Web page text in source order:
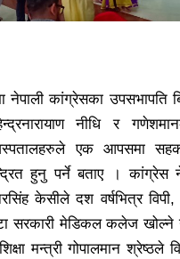
नेपाली कांग्रेसका उपसभापति
नीधि र
एक आपसमा
हुनु पर्ने बताए । कांग्रेस
केसीले दश वर्षभित्र
सरकारी मेडिकल कलेज खोल्ने
मन्त्री गोपालमान श्रेष्ठले